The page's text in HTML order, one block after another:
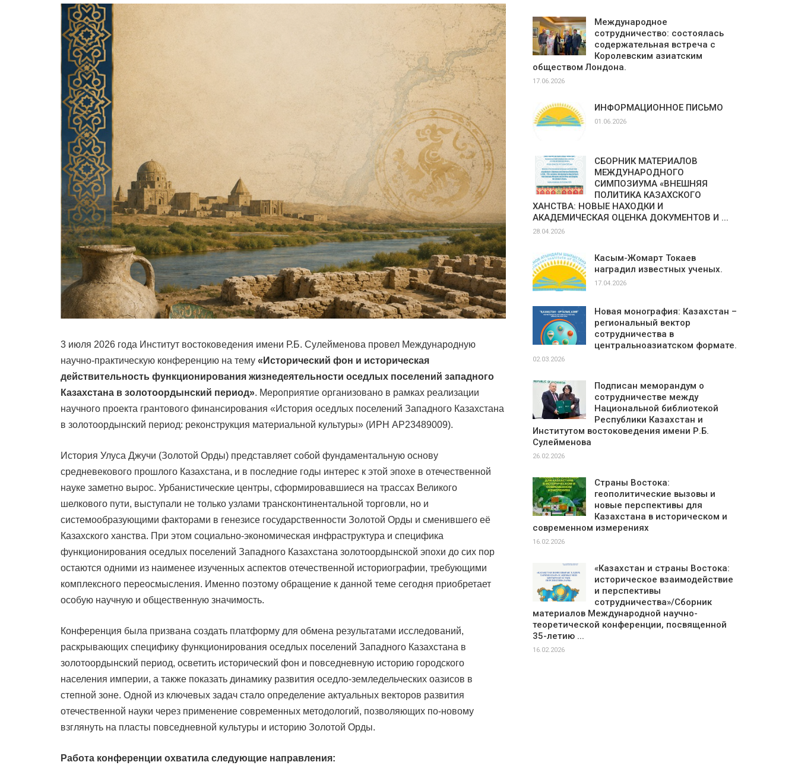
3 июля 2026 года Институт востоковедения имени Р.Б. Сулейменова провел Международную
научно-практическую конференцию на тему «Исторический фон и историческая
действительность функционирования жизнедеятельности оседлых поселений западного
Казахстана в золотоордынский период». Мероприятие организовано в рамках реализации
научного проекта грантового финансирования «История оседлых поселений Западного Казахстана
в золотоордынский период: реконструкция материальной культуры» (ИРН АР23489009).
История Улуса Джучи (Золотой Орды) представляет собой фундаментальную основу
средневекового прошлого Казахстана, и в последние годы интерес к этой эпохе в отечественной
науке заметно вырос. Урбанистические центры, сформировавшиеся на трассах Великого
шелкового пути, выступали не только узлами трансконтинентальной торговли, но и
системообразующими факторами в генезисе государственности Золотой Орды и сменившего её
Казахского ханства. При этом социально-экономическая инфраструктура и специфика
функционирования оседлых поселений Западного Казахстана золотоордынской эпохи до сих пор
остаются одними из наименее изученных аспектов отечественной историографии, требующими
комплексного переосмысления. Именно поэтому обращение к данной теме сегодня приобретает
особую научную и общественную значимость.
Конференция была призвана создать платформу для обмена результатами исследований,
раскрывающих специфику функционирования оседлых поселений Западного Казахстана в
золотоордынский период, осветить исторический фон и повседневную историю городского
населения империи, а также показать динамику развития оседло-земледельческих оазисов в
степной зоне. Одной из ключевых задач стало определение актуальных векторов развития
отечественной науки через применение современных методологий, позволяющих по-новому
взглянуть на пласты повседневной культуры и историю Золотой Орды.
Работа конференции охватила следующие направления:
Международное
сотрудничество: состоялась
содержательная встреча с
Королевским азиатским
обществом Лондона.
17.06.2026
ИНФОРМАЦИОННОЕ ПИСЬМО
01.06.2026
СБОРНИК МАТЕРИАЛОВ
МЕЖДУНАРОДНОГО
СИМПОЗИУМА «ВНЕШНЯЯ
ПОЛИТИКА КАЗАХСКОГО
ХАНСТВА: НОВЫЕ НАХОДКИ И
АКАДЕМИЧЕСКАЯ ОЦЕНКА ДОКУМЕНТОВ И ...
28.04.2026
Касым-Жомарт Токаев
наградил известных ученых.
17.04.2026
Новая монография: Казахстан –
региональный вектор
сотрудничества в
центральноазиатском формате.
02.03.2026
Подписан меморандум о
сотрудничестве между
Национальной библиотекой
Республики Казахстан и
Институтом востоковедения имени Р.Б.
Сулейменова
26.02.2026
Страны Востока:
геополитические вызовы и
новые перспективы для
Казахстана в историческом и
современном измерениях
16.02.2026
«Казахстан и страны Востока:
историческое взаимодействие
и перспективы
сотрудничества»/Сборник
материалов Международной научно-
теоретической конференции, посвященной
35-летию ...
16.02.2026